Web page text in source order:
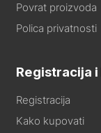
Povrat proizvoda
Polica privatnosti
Registracija
Registracija
Kako kupovati